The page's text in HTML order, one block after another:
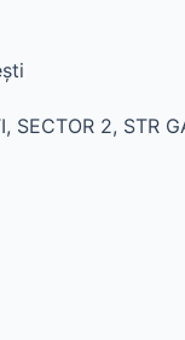
SECTOR 2, STR